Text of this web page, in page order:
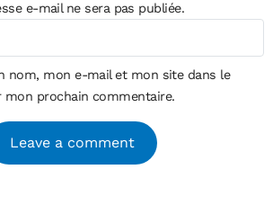
e-mail ne sera pas publiée.
nom, mon e-mail et mon site dans le
mon prochain commentaire.